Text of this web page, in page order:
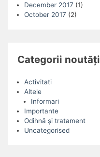
December 2017 (1)
October 2017 (2)
Categorii noutăți
Activitati
Altele
Informari
Importante
Odihnă și tratament
Uncategorised